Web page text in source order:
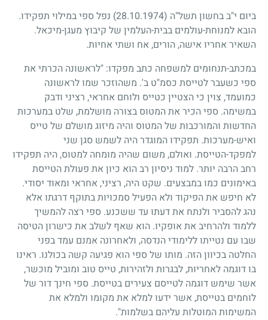
ביום י"ב בחשון תשל"ה (28.10.1974)
נפל ספי במילוי תפקידו.
הובא למנוחת-עולמים בבית-העלמין של קיבוץ מעגן-מיכאל.
השאיר אחריו אישה, הורים, אח ושתי אחיות.
במכתב-תנחומים למשפחה כתב מפקדו: "לראשונה הכרתי את
ספי כשעבר לטייסת כסמ"ט ב'. משהוזכר שמו לראשונה
כמועמד, צוין כי הצטיין כטייס ולוחם אחראי, רציני ודבק
במשימה. ספי הכיר את המטוס בצורה מושלמת, שלט במערכות
החדשות והמורכבות של המטוס והיה מיזוג מושלם של טייס
ואיש-מערכות. תפקידו המוגדר היה לשמש סגן שני
למפקד-הטייסת. ואולם, משום שהיה מומחה למטוס, היה תפקידו
רחב הרבה יותר. למוד ניסיון רב הוא כיון את פעולת הטייסת
באימונים כמו במבצעים. שקט היה, רציני, אחראי ומאוד יסודי.
לא חיפש את הפיקוד ולא הפעיל סמכויות בתוקף דרגתו אלא
נהג להסביר ולנתח את דעתו עד ששכנע. ספי רצה להמשיך
ללמוד ולהרחיב את אופקיו. הוא שאף לשלב את כישרון הטיסה
שבו עם נטייתו ללימודי הנדסה, ולאחרונה אמנם עמד בפני
החלטה בכיוון הזה. מותו של ספי הוא פגיעה קשה בכולנו. ראינו
בו דוגמה לאחריות, לבגרות ולזהירות, טייס טוב ומוביל מוכשר,
אשר שימש דוגמה לטייסם צעירים בטייסת. ספי חינך דור של
לוחמים בטייסת, אשר ידעו למלא את מקומו ולמלא את
המשימות המוטלות עליהם בשלמות".